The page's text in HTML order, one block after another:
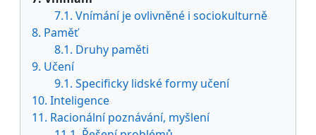
7.1. Vnímání je ovlivněné i sociokulturně
8. Paměť
8.1. Druhy paměti
9. Učení
9.1. Specificky lidské formy učení
10. Inteligence
11. Racionální poznávání, myšlení